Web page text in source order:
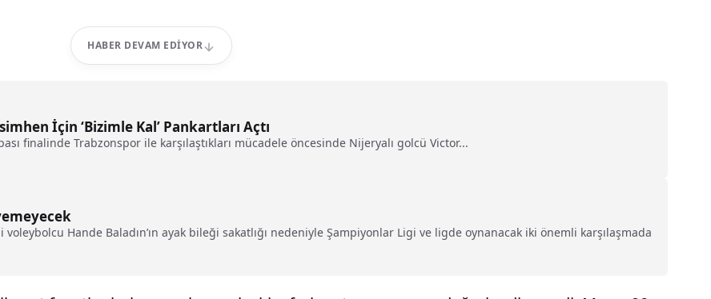
HABER DEVAM EDIYOR
İçin ‘Bizimle Kal’ Pankartları Açtı
finalinde Trabzonspor ile karşılaştıkları mücadele öncesinde Nijeryalı golcü Victor...
Hande Baladın’ın ayak bileği sakatlığı nedeniyle Şampiyonlar Ligi ve ligde oynanacak iki önemli karşılaşmada